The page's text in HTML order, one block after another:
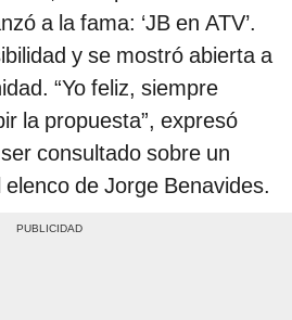
a la fama: ‘JB en ATV’.
y se mostró abierta a
“Yo feliz, siempre
la propuesta”, expresó
consultado sobre un
de Jorge Benavides.